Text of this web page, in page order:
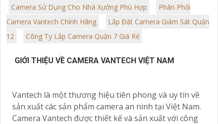
Camera Sử Dụng Cho Nhà Xưởng Phù Hợp
Phân Phối
Camera Vantech Chính Hãng
Lắp Đặt Camera Giám Sát Quận
12
Công Ty Lắp Camera Quận 7 Giá Rẻ
GIỚI THIỆU VỀ CAMERA VANTECH VIỆT NAM
Vantech là một thương hiệu tiên phong và uy tín về
sản xuất các sản phẩm camera an ninh tại Việt Nam.
Camera Vantech được thiết kế và sản xuất với công